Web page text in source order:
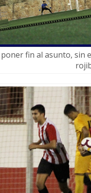
fin al asunto, sin